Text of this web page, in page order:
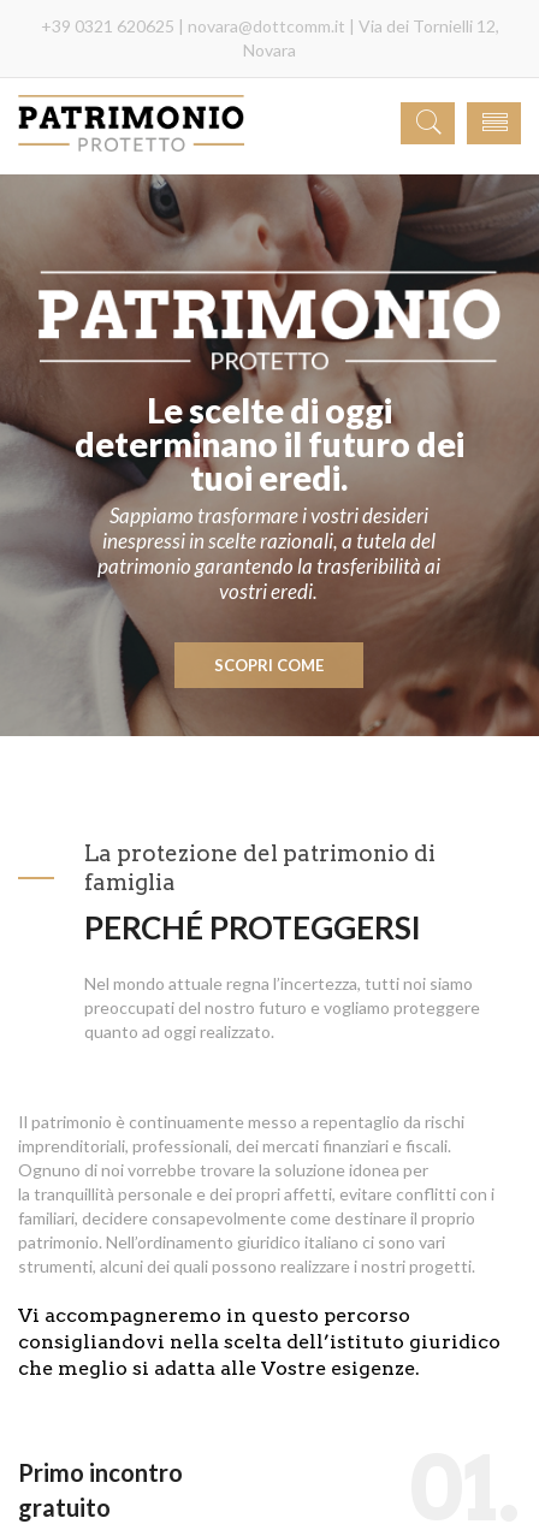
+39 0321 620625 | novara@dottcomm.it | Via dei Tornielli 12,
Novara
Le scelte di oggi
determinano il futuro dei
tuoi eredi.
Sappiamo trasformare i vostri desideri
inespressi in scelte razionali, a tutela del
patrimonio garantendo la trasferibilità ai
vostri eredi.
SCOPRI COME
La protezione del patrimonio di
famiglia
PERCHÉ PROTEGGERSI
Nel mondo attuale regna l’incertezza, tutti noi siamo
preoccupati del nostro futuro e vogliamo proteggere
quanto ad oggi realizzato.
Il patrimonio è continuamente messo a repentaglio da rischi
imprenditoriali, professionali, dei mercati finanziari e fiscali.
Ognuno di noi vorrebbe trovare la soluzione idonea per
la tranquillità personale e dei propri affetti, evitare conflitti con i
familiari, decidere consapevolmente come destinare il proprio
patrimonio. Nell’ordinamento giuridico italiano ci sono vari
strumenti, alcuni dei quali possono realizzare i nostri progetti.
Vi accompagneremo in questo percorso
consigliandovi nella scelta dell’istituto giuridico
che meglio si adatta alle Vostre esigenze.
Primo incontro
gratuito